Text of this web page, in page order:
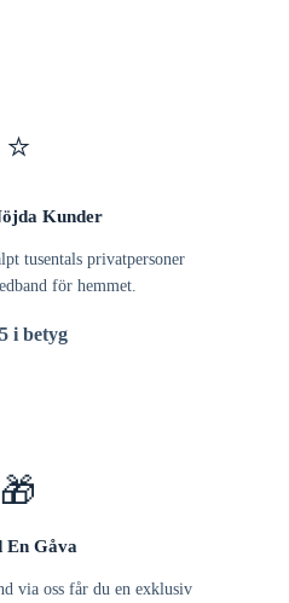
⭐
Kunder
tusentals privatpersoner
för hemmet.
i betyg
🎁
En Gåva
via oss får du en exklusiv